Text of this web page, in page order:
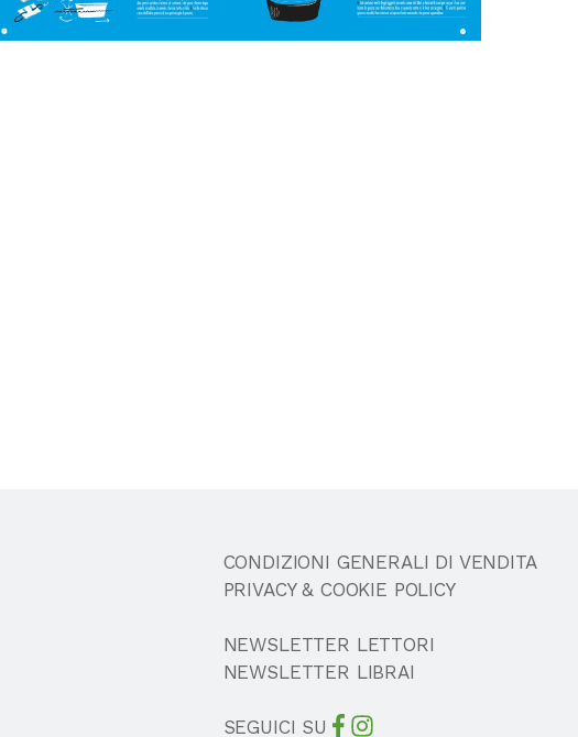
CONDIZIONI GENERALI DI VENDITA
PRIVACY & COOKIE POLICY
NEWSLETTER LETTORI
NEWSLETTER LIBRAI
SEGUICI SU